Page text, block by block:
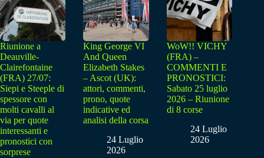
Riunione a
Deauville-
Clairefontaine
(FRA) 27/07:
Siepi e Steeple di
spessore con
molti cavalli al
via per quote
interessanti e
pronostici con
sorprese
King George VI
And Queen
Elizabeth Stakes
– Ascot (UK):
attori, commenti,
prono, quote
indicative ed
analisi della corsa
24 Luglio
2026
WoW!! VICHY
(FRA) –
COMMENTI E
PRONOSTICI:
Sabato 25 luglio
2026 – Riunione
di 8 corse
24 Luglio
2026